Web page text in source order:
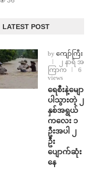
LATEST POST
by ကျော်ကြီး
၂ နာရီ အ
ကြာက
6
views
ရေစီးနဲ့မျော
ပါသွားတဲ့ ၂
နှစ်အရွယ်
ကလေး ၁
ဦးအပါ ၂
ဦး
ပျောက်ဆုံး
နေ